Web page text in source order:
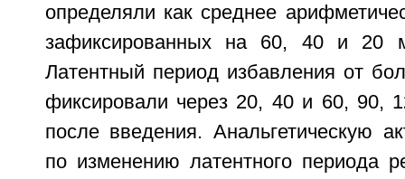
определяли как среднее
зафиксированных на 60, 40 и 20
Латентный период избавления от
фиксировали через 20, 40 и 60, 90,
после введения. Анальгетическую
по изменению латентного периода